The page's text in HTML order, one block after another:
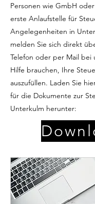
Personen wie GmbH
erste Anlaufstelle für
Angelegenheiten in
melden Sie sich direkt
Telefon oder per Mail bei
Hilfe brauchen, Ihre
auszufüllen. Laden Sie
für die Dokumente zur
Unterkulm herunter: